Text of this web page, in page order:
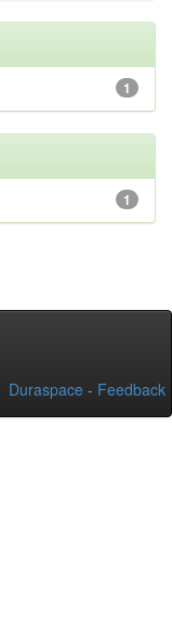
1
1
Duraspace - Feedback